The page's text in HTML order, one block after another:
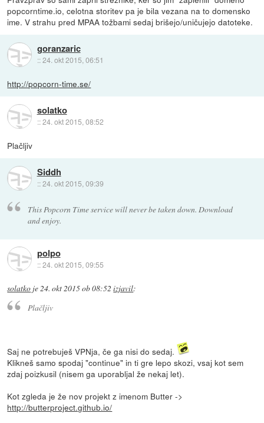
popcorntime.io, celotna storitev pa je bila vezana na to domensko
ime. V strahu pred MPAA tožbami sedaj brišejo/uničujejo datoteke.
goranzaric
::24. okt 2015, 06:51
http://popcorn-time.se/
solatko
::24. okt 2015, 08:52
Plačljiv
Siddh
::24. okt 2015, 09:39
This Popcorn Time service will never be taken down. Download
and enjoy.
polpo
::24. okt 2015, 09:55
solatko je24. okt 2015 ob 08:52 izjavil:
Plačljiv
Saj ne potrebuješ VPNja, če ga nisi do sedaj.
Klikneš samo spodaj "continue" in ti gre lepo skozi, vsaj kot sem
zdaj poizkusil (nisem ga uporabljal že nekaj let).
Kot zgleda je že nov projekt z imenom Butter ->
http://butterproject.github.io/